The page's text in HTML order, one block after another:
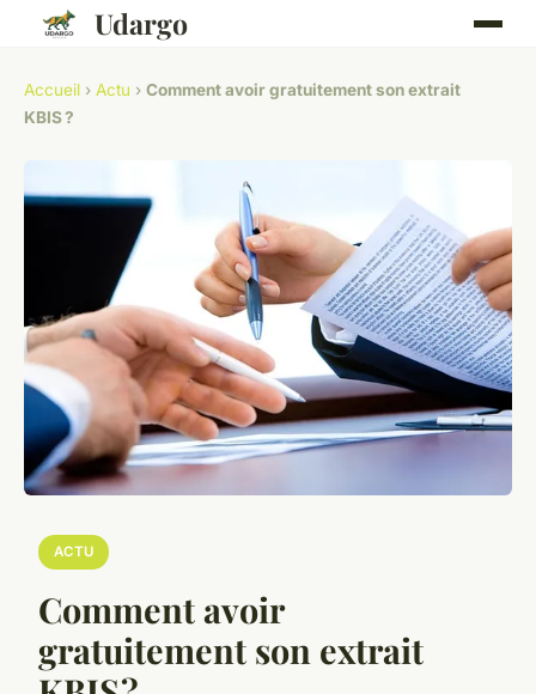
Udargo
Accueil › Actu › Comment avoir gratuitement son extrait
KBIS ?
ACTU
Comment avoir
gratuitement son extrait